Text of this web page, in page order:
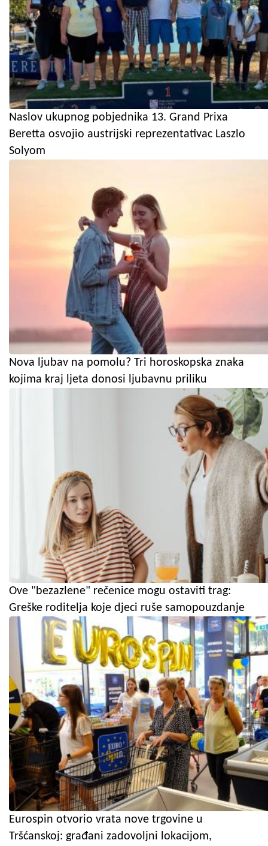
Naslov ukupnog pobjednika 13. Grand Prixa
Beretta osvojio austrijski reprezentativac Laszlo
Solyom
Nova ljubav na pomolu? Tri horoskopska znaka
kojima kraj ljeta donosi ljubavnu priliku
Ove "bezazlene" rečenice mogu ostaviti trag:
Greške roditelja koje djeci ruše samopouzdanje
Eurospin otvorio vrata nove trgovine u
Tršćanskoj: građani zadovoljni lokacijom,